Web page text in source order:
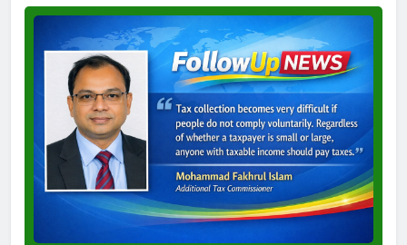
Test
Ad
3